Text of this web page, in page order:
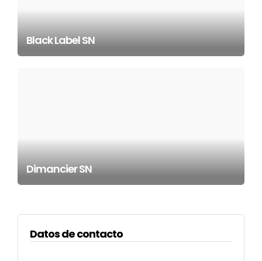
Black Label SN
Dimancier SN
Datos de contacto